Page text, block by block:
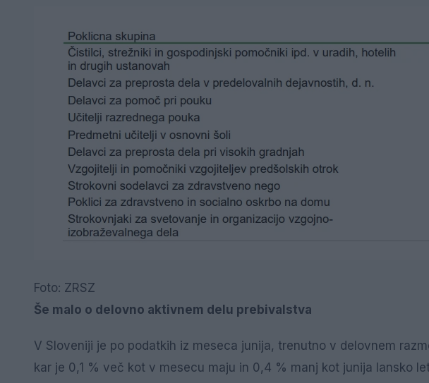
Foto: ZRSZ
Še malo o delovno aktivnem delu prebivalstva
V Sloveniji je po podatkih iz meseca junija, trenutno v delovnem
kar je 0,1 % več kot v mesecu maju in 0,4 % manj kot junija lansko